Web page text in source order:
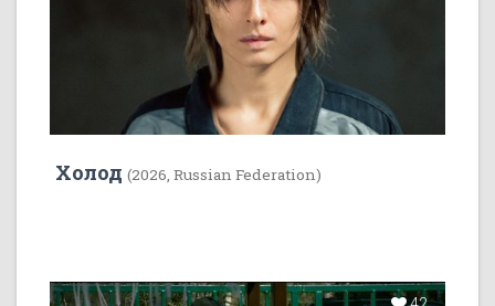
Холод (2026, Russian Federation)